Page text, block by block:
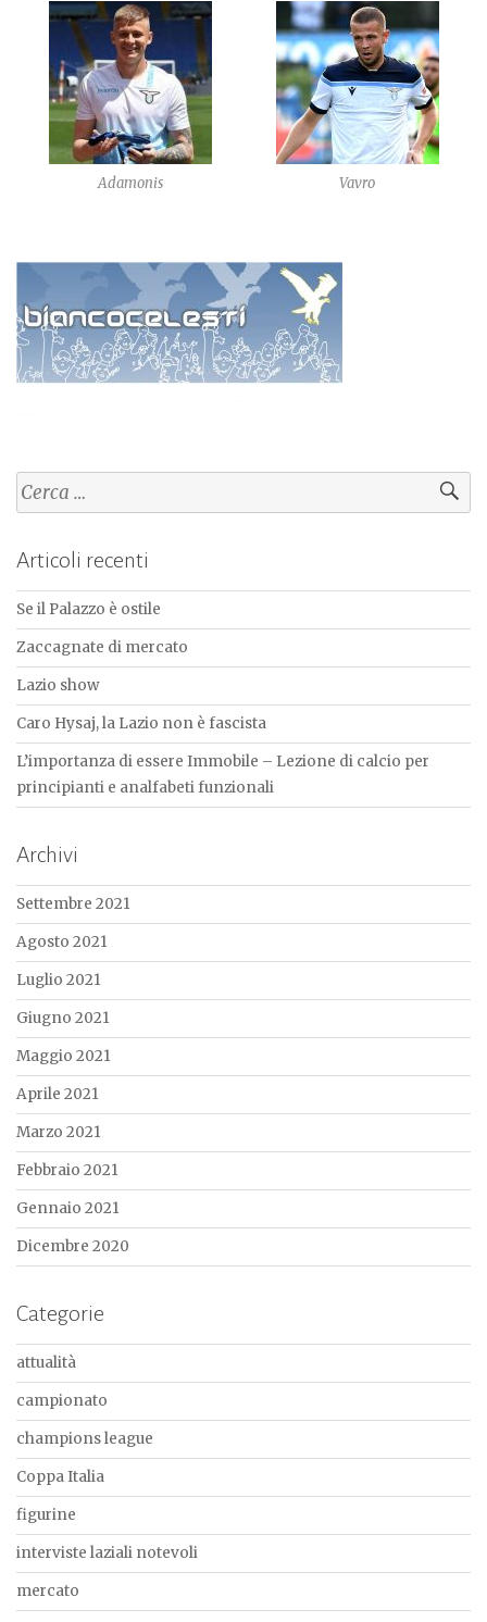
Adamonis Vavro
Ricerca
per:
Articoli recenti
Se il Palazzo è ostile
Zaccagnate di mercato
Lazio show
Caro Hysaj, la Lazio non è fascista
L’importanza di essere Immobile – Lezione di calcio per
principianti e analfabeti funzionali
Archivi
Settembre 2021
Agosto 2021
Luglio 2021
Giugno 2021
Maggio 2021
Aprile 2021
Marzo 2021
Febbraio 2021
Gennaio 2021
Dicembre 2020
Categorie
attualità
campionato
champions league
Coppa Italia
figurine
interviste laziali notevoli
mercato